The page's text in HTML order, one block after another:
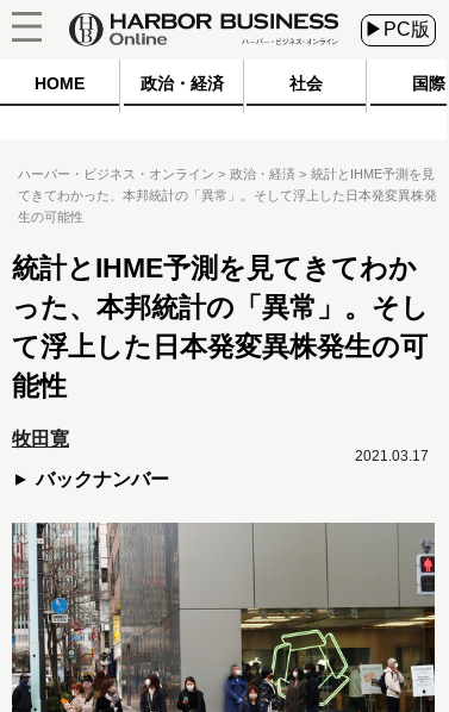
▶PC版
HOME 政治・経済 社会 国際
ハーバー・ビジネス・オンライン 政治・経済
統計とIHME予測を見
てきてわかった、本邦統計の「異常」。そして浮上した日本発変異株発
生の可能性
統計とIHME予測を見てきてわか
った、本邦統計の「異常」。そし
て浮上した日本発変異株発生の可
能性
牧田寛
バックナンバー
2021.03.17